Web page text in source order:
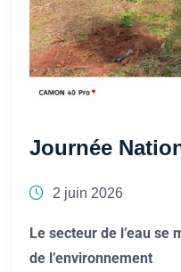
Journée
2 juin 2026
Le secteur de l’eau
de l’environnement